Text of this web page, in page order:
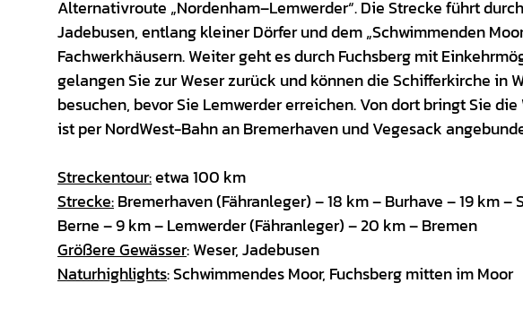
Alternativroute „Nordenham–Lemwerder“. Die Strecke führt
Jadebusen, entlang kleiner Dörfer und dem „Schwimmenden
Fachwerkhäusern. Weiter geht es durch Fuchsberg mit
gelangen Sie zur Weser zurück und können die Schifferkirche in
besuchen, bevor Sie Lemwerder erreichen. Von dort bringt Sie
ist per NordWest-Bahn an Bremerhaven und Vegesack
Streckentour:etwa 100 km
Strecke:Bremerhaven (Fähranleger) – 18 km – Burhave – 19 km
Berne – 9 km – Lemwerder (Fähranleger) – 20 km – Bremen
Größere Gewässer: Weser, Jadebusen
Naturhighlights: Schwimmendes Moor, Fuchsberg mitten im Moor